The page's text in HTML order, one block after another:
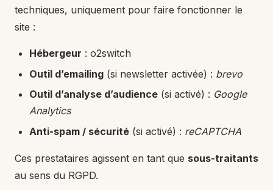
techniques, uniquement pour faire fonctionner le
site :
Hébergeur : o2switch
Outil d’emailing (si newsletter activée) : brevo
Outil d’analyse d’audience (si activé) : Google
Analytics
Anti-spam / sécurité (si activé) : reCAPTCHA
Ces prestataires agissent en tant que sous-traitants
au sens du RGPD.